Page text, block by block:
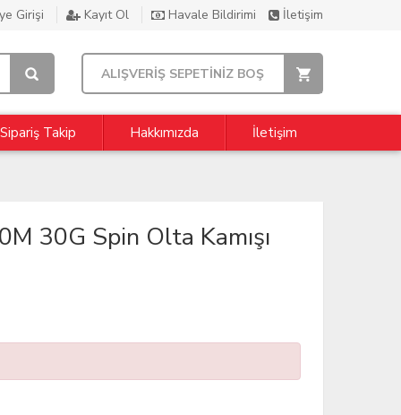
Girişi Kayıt Ol Havale Bildirimi İletişim
ALIŞVERİŞ SEPETİNİZ BOŞ
Sipariş Takip Hakkımızda İletişim
30G Spin Olta Kamışı